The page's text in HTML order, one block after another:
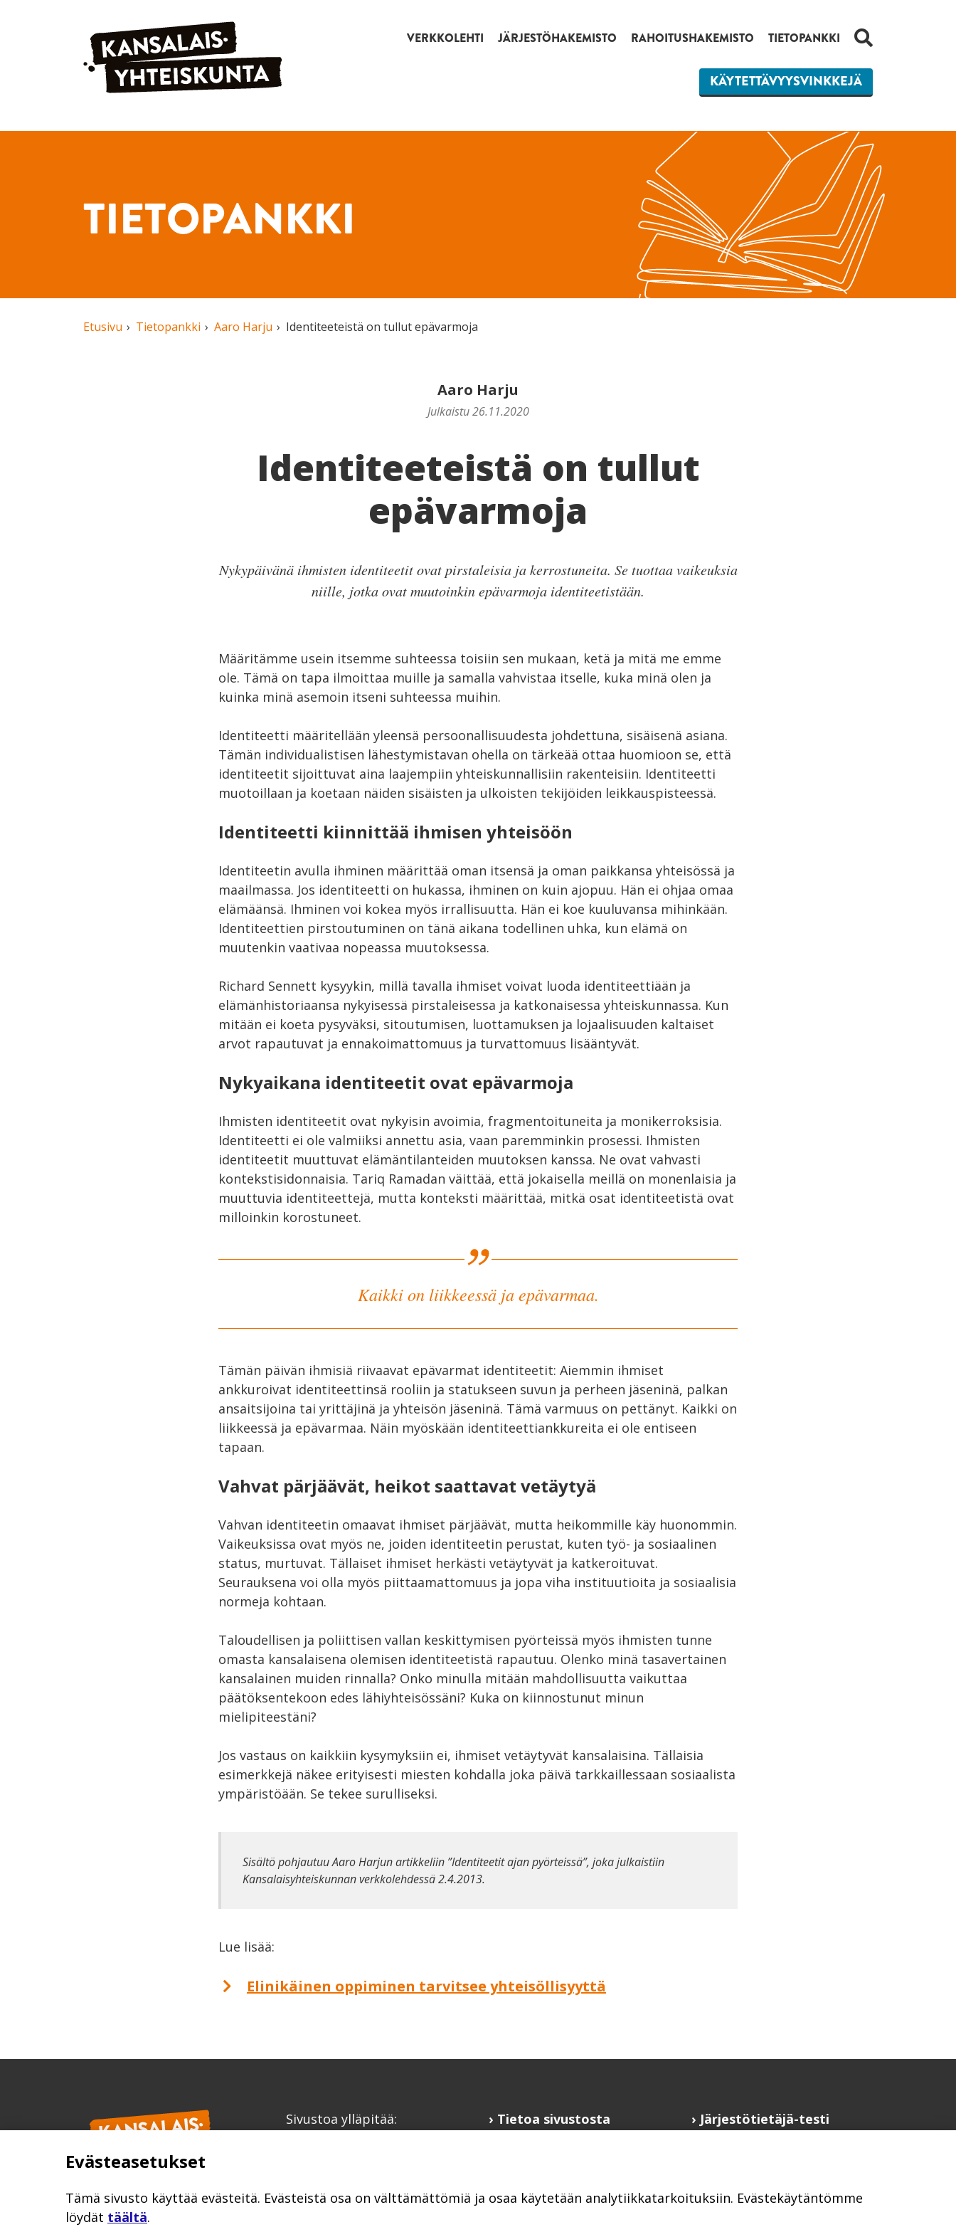
Siirry sisältöön VERKKOLEHTI JÄRJESTÖHAKEMISTO RAHOITUSHAKEMISTO TIETOPANKKI HAKU
KÄYTETTÄVYYSVINKKEJÄ
TIETOPANKKI
Etusivu Tietopankki Aaro Harju Identiteeteistä on tullut epävarmoja
Aaro Harju
Julkaistu 26.11.2020
Identiteeteistä on tullut
epävarmoja
Nykypäivänä ihmisten identiteetit ovat pirstaleisia ja kerrostuneita. Se tuottaa vaikeuksia
niille, jotka ovat muutoinkin epävarmoja identiteetistään.
Määritämme usein itsemme suhteessa toisiin sen mukaan, ketä ja mitä me emme
ole. Tämä on tapa ilmoittaa muille ja samalla vahvistaa itselle, kuka minä olen ja
kuinka minä asemoin itseni suhteessa muihin.
Identiteetti määritellään yleensä persoonallisuudesta johdettuna, sisäisenä asiana.
Tämän individualistisen lähestymistavan ohella on tärkeää ottaa huomioon se, että
identiteetit sijoittuvat aina laajempiin yhteiskunnallisiin rakenteisiin. Identiteetti
muotoillaan ja koetaan näiden sisäisten ja ulkoisten tekijöiden leikkauspisteessä.
Identiteetti kiinnittää ihmisen yhteisöön
Identiteetin avulla ihminen määrittää oman itsensä ja oman paikkansa yhteisössä ja
maailmassa. Jos identiteetti on hukassa, ihminen on kuin ajopuu. Hän ei ohjaa omaa
elämäänsä. Ihminen voi kokea myös irrallisuutta. Hän ei koe kuuluvansa mihinkään.
Identiteettien pirstoutuminen on tänä aikana todellinen uhka, kun elämä on
muutenkin vaativaa nopeassa muutoksessa.
Richard Sennett kysyykin, millä tavalla ihmiset voivat luoda identiteettiään ja
elämänhistoriaansa nykyisessä pirstaleisessa ja katkonaisessa yhteiskunnassa. Kun
mitään ei koeta pysyväksi, sitoutumisen, luottamuksen ja lojaalisuuden kaltaiset
arvot rapautuvat ja ennakoimattomuus ja turvattomuus lisääntyvät.
Nykyaikana identiteetit ovat epävarmoja
Ihmisten identiteetit ovat nykyisin avoimia, fragmentoituneita ja monikerroksisia.
Identiteetti ei ole valmiiksi annettu asia, vaan paremminkin prosessi. Ihmisten
identiteetit muuttuvat elämäntilanteiden muutoksen kanssa. Ne ovat vahvasti
kontekstisidonnaisia. Tariq Ramadan väittää, että jokaisella meillä on monenlaisia ja
muuttuvia identiteettejä, mutta konteksti määrittää, mitkä osat identiteetistä ovat
milloinkin korostuneet.
Kaikki on liikkeessä ja epävarmaa.
Tämän päivän ihmisiä riivaavat epävarmat identiteetit: Aiemmin ihmiset
ankkuroivat identiteettinsä rooliin ja statukseen suvun ja perheen jäseninä, palkan
ansaitsijoina tai yrittäjinä ja yhteisön jäseninä. Tämä varmuus on pettänyt. Kaikki on
liikkeessä ja epävarmaa. Näin myöskään identiteettiankkureita ei ole entiseen
tapaan.
Vahvat pärjäävät, heikot saattavat vetäytyä
Vahvan identiteetin omaavat ihmiset pärjäävät, mutta heikommille käy huonommin.
Vaikeuksissa ovat myös ne, joiden identiteetin perustat, kuten työ- ja sosiaalinen
status, murtuvat. Tällaiset ihmiset herkästi vetäytyvät ja katkeroituvat.
Seurauksena voi olla myös piittaamattomuus ja jopa viha instituutioita ja sosiaalisia
normeja kohtaan.
Taloudellisen ja poliittisen vallan keskittymisen pyörteissä myös ihmisten tunne
omasta kansalaisena olemisen identiteetistä rapautuu. Olenko minä tasavertainen
kansalainen muiden rinnalla? Onko minulla mitään mahdollisuutta vaikuttaa
päätöksentekoon edes lähiyhteisössäni? Kuka on kiinnostunut minun
mielipiteestäni?
Jos vastaus on kaikkiin kysymyksiin ei, ihmiset vetäytyvät kansalaisina. Tällaisia
esimerkkejä näkee erityisesti miesten kohdalla joka päivä tarkkaillessaan sosiaalista
ympäristöään. Se tekee surulliseksi.
Sisältö pohjautuu Aaro Harjun artikkeliin ”Identiteetit ajan pyörteissä”, joka julkaistiin
Kansalaisyhteiskunnan verkkolehdessä 2.4.2013.
Lue lisää:
Elinikäinen oppiminen tarvitsee yhteisöllisyyttä
Sivustoa ylläpitää:
Tietoa sivustosta
Järjestötietäjä-testi
Civil Society
Evästeasetukset
Tämä sivusto käyttää evästeitä. Evästeistä osa on välttämättömiä ja osaa käytetään analytiikkatarkoituksiin. Evästekäytäntömme
löydät täältä.